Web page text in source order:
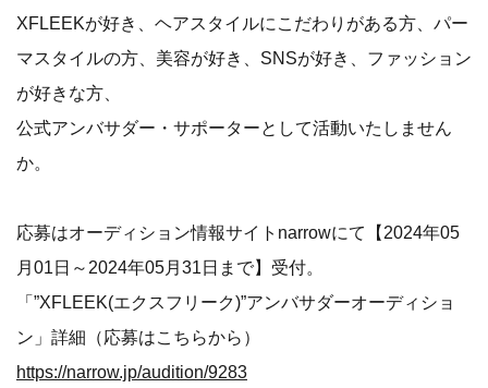
XFLEEKが好き、ヘアスタイルにこだわりがある方、パー
マスタイルの方、美容が好き、SNSが好き、ファッション
が好きな方、
公式アンバサダー・サポーターとして活動いたしません
か。
応募はオーディション情報サイトnarrowにて【2024年05
月01日～2024年05月31日まで】受付。
「”XFLEEK(エクスフリーク)”アンバサダーオーディショ
ン」詳細（応募はこちらから）
https://narrow.jp/audition/9283